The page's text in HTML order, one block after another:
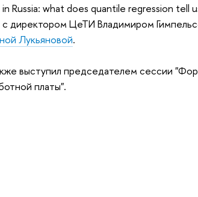
Russia: what does quantile regression tell
директором ЦеТИ Владимиром
Лукьяновой.
выступил председателем сессии "
платы".